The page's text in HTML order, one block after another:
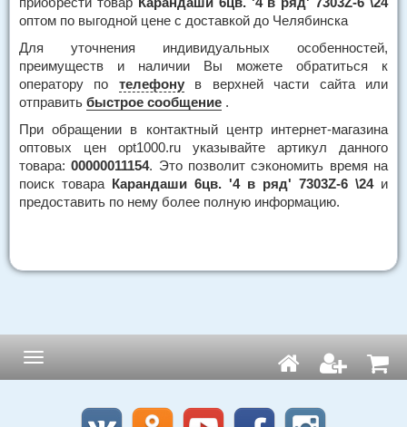
оптом по выгодной цене с доставкой до Челябинска
Для уточнения индивидуальных особенностей,
преимуществ и наличии Вы можете обратиться к
оператору по телефонув верхней части сайта или
отправить быстрое сообщение .
При обращении в контактный центр интернет-магазина
оптовых цен opt1000.ru указывайте артикул данного
товара:00000011154. Это позволит сэкономить время на
поиск товара Карандаши 6цв. '4 в ряд' 7303Z-6 \24и
предоставить по нему более полную информацию.
Навигация